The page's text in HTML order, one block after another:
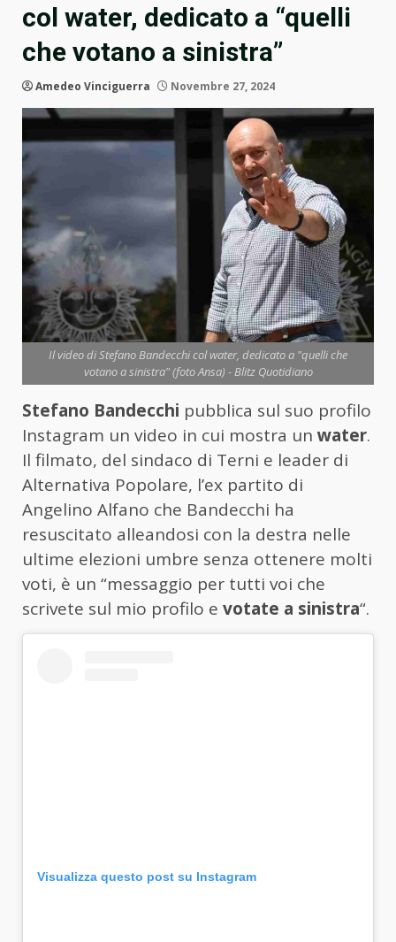
col water, dedicato a “quelli
che votano a sinistra”
Amedeo Vinciguerra Novembre 27, 2024
Il video di Stefano Bandecchi col water, dedicato a "quelli che
votano a sinistra" (foto Ansa) - Blitz Quotidiano
Stefano Bandecchi pubblica sul suo profilo
Instagram un video in cui mostra un water.
Il filmato, del sindaco di Terni e leader di
Alternativa Popolare, l’ex partito di
Angelino Alfano che Bandecchi ha
resuscitato alleandosi con la destra nelle
ultime elezioni umbre senza ottenere molti
voti, è un “messaggio per tutti voi che
scrivete sul mio profilo e votate a sinistra“.
Visualizza questo post su Instagram